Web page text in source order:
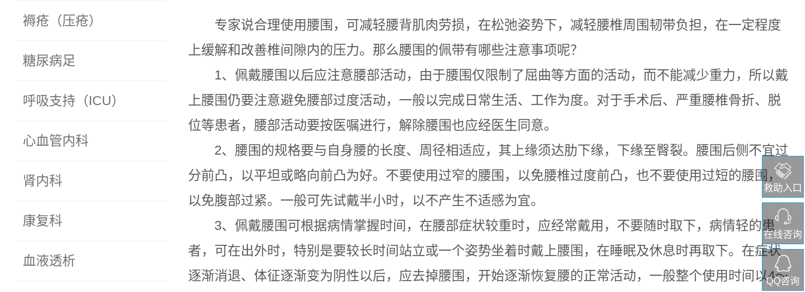
救助入口
在线咨询
QQ咨询
褥疮（压疮）
糖尿病足
呼吸支持（ICU）
心血管内科
肾内科
康复科
血液透析
专家说合理使用腰围，可减轻腰背肌肉劳损，在松弛姿势下，减轻腰椎周围韧带负担，在一定程度
上缓解和改善椎间隙内的压力。那么腰围的佩带有哪些注意事项呢？
1、佩戴腰围以后应注意腰部活动，由于腰围仅限制了屈曲等方面的活动，而不能减少重力，所以戴
上腰围仍要注意避免腰部过度活动，一般以完成日常生活、工作为度。对于手术后、严重腰椎骨折、脱
位等患者，腰部活动要按医嘱进行，解除腰围也应经医生同意。
2、腰围的规格要与自身腰的长度、周径相适应，其上缘须达肋下缘，下缘至臀裂。腰围后侧不宜过
分前凸，以平坦或略向前凸为好。不要使用过窄的腰围，以免腰椎过度前凸，也不要使用过短的腰围，
以免腹部过紧。一般可先试戴半小时，以不产生不适感为宜。
3、佩戴腰围可根据病情掌握时间，在腰部症状较重时，应经常戴用，不要随时取下，病情轻的患
者，可在出外时，特别是要较长时间站立或一个姿势坐着时戴上腰围，在睡眠及休息时再取下。在症状
逐渐消退、体征逐渐变为阴性以后，应去掉腰围，开始逐渐恢复腰的正常活动，一般整个使用时间以4～